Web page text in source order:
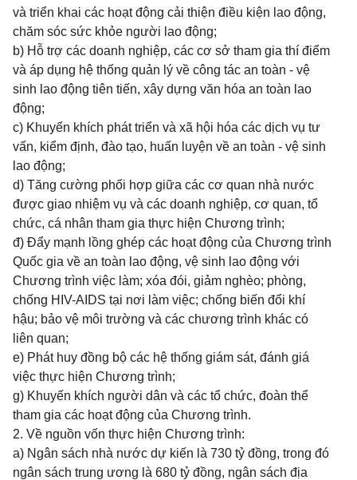
và triển khai các hoạt động cải thiện điều kiện lao động,
chăm sóc sức khỏe người lao động;
b) Hỗ trợ các doanh nghiệp, các cơ sở tham gia thí điểm
và áp dụng hệ thống quản lý về công tác an toàn - vệ
sinh lao động tiên tiến, xây dựng văn hóa an toàn lao
động;
c) Khuyến khích phát triển và xã hội hóa các dịch vụ tư
vấn, kiểm định, đào tạo, huấn luyện về an toàn - vệ sinh
lao động;
d) Tăng cường phối hợp giữa các cơ quan nhà nước
được giao nhiệm vụ và các doanh nghiệp, cơ quan, tổ
chức, cá nhân tham gia thực hiện Chương trình;
đ) Đẩy mạnh lồng ghép các hoạt động của Chương trình
Quốc gia về an toàn lao động, vệ sinh lao động với
Chương trình việc làm; xóa đói, giảm nghèo; phòng,
chống HIV-AIDS tại nơi làm việc; chống biến đổi khí
hậu; bảo vệ môi trường và các chương trình khác có
liên quan;
e) Phát huy đồng bộ các hệ thống giám sát, đánh giá
việc thực hiện Chương trình;
g) Khuyến khích người dân và các tổ chức, đoàn thể
tham gia các hoạt động của Chương trình.
2. Về nguồn vốn thực hiện Chương trình:
a) Ngân sách nhà nước dự kiến là 730 tỷ đồng, trong đó
ngân sách trung ương là 680 tỷ đồng, ngân sách địa